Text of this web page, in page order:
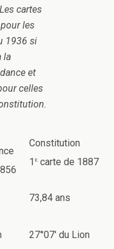
cartes
les
1936 si
la
et
celles
Constitution
1 e carte de 1887
73,84 ans
27°07′ du Lion